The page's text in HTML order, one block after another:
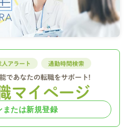
または新規登録